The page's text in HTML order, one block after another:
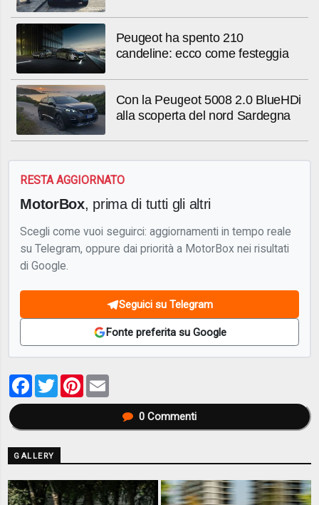
Peugeot ha spento 210
candeline: ecco come festeggia
Con la Peugeot 5008 2.0 BlueHDi
alla scoperta del nord Sardegna
RESTA AGGIORNATO
MotorBox, prima di tutti gli altri
Scegli come vuoi seguirci: aggiornamenti in tempo reale
su Telegram, oppure dai priorità a MotorBox nei risultati
di Google.
Seguici su Telegram
Fonte preferita su Google
Facebook
TwitterPinterest
0Commenti
GALLERY